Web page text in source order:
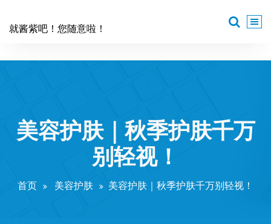
就酱紫吧！您随意啦！
美容护肤｜秋季护肤千万
别轻视！
首页 美容护肤 美容护肤｜秋季护肤千万别轻视！